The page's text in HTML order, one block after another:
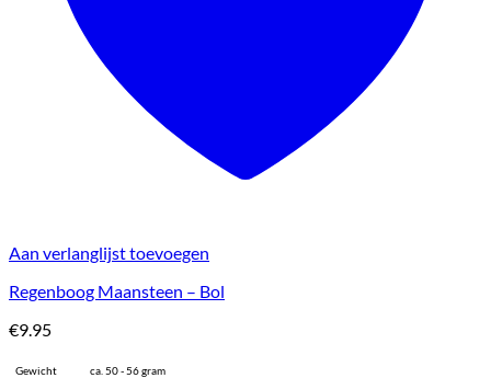
Aan verlanglijst toevoegen
Regenboog Maansteen – Bol
€9.95
Gewicht
ca. 50 - 56 gram